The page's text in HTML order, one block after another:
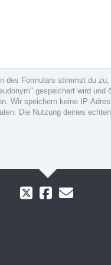
des Formulars stimmst du
gespeichert wird und
Wir speichern keine IP-
Die Nutzung deines